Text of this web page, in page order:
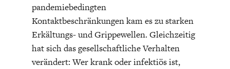
FACHKRÄFTEMANGEL
FINANZMÄRKTE
pandemiebedingten
Kontaktbeschränkungen kam es zu starken
Erkältungs- und Grippewellen. Gleichzeitig
hat sich das gesellschaftliche Verhalten
verändert: Wer krank oder infektiös ist,